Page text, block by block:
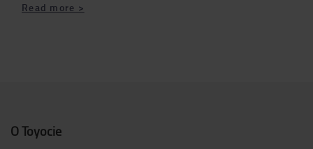
Read more >
O Toyocie